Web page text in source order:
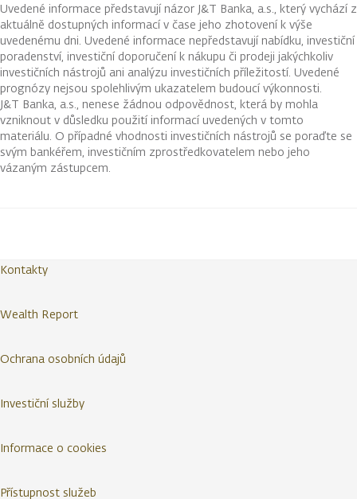
Uvedené informace představují názor J&T Banka, a.s., který vychází z
aktuálně dostupných informací v čase jeho zhotovení k výše
uvedenému dni. Uvedené informace nepředstavují nabídku, investiční
poradenství, investiční doporučení k nákupu či prodeji jakýchkoliv
investičních nástrojů ani analýzu investičních příležitostí. Uvedené
prognózy nejsou spolehlivým ukazatelem budoucí výkonnosti.
J&T Banka, a.s., nenese žádnou odpovědnost, která by mohla
vzniknout v důsledku použití informací uvedených v tomto
materiálu. O případné vhodnosti investičních nástrojů se poraďte se
svým bankéřem, investičním zprostředkovatelem nebo jeho
vázaným zástupcem.
Kontakty
Wealth Report
Ochrana osobních údajů
Investiční služby
Informace o cookies
Přístupnost služeb